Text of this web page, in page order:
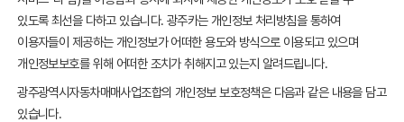
있도록 최선을 다하고 있습니다. 광주카는 개인정보 처리방침을 통하여
이용자들이 제공하는 개인정보가 어떠한 용도와 방식으로 이용되고 있으며
개인정보보호를 위해 어떠한 조치가 취해지고 있는지 알려드립니다.
광주광역시자동차매매사업조합의 개인정보 보호정책은 다음과 같은 내용을 담고
있습니다.